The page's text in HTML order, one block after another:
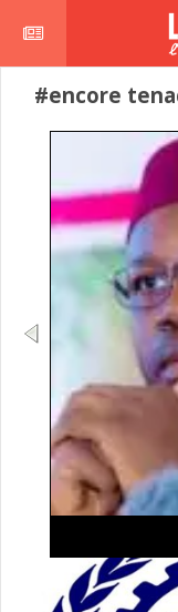
#encore
Les Patriotes
Le parti Pastef